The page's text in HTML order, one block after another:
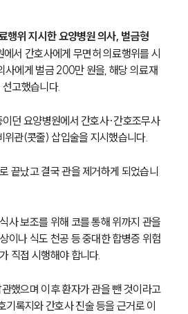
행위 지시한 요양병원 의사, 벌금형
서 간호사에게 무면허 의료행위를 시
사에게 벌금 200만 원을, 해당 의료재
고했습니다.
던 요양병원에서 간호사·간호조무사
관(콧줄) 삽입술을 지시했습니다.
끝났고 결국 관을 제거하게 되었습니
사 보조를 위해 코를 통해 위까지 관을
이나 식도 천공 등 중대한 합병증 위험
직접 시행해야 합니다.
했으며 이후 환자가 관을 뺀 것이라고
기록지와 간호사 진술 등을 근거로 이